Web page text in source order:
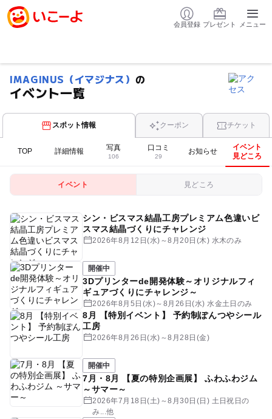
会員登録 プレゼント メニュー
IMAGINUS（イマジナス） の
イベント一覧
スポット情報 クーポン チケット
TOP 詳細情報 写真
106
口コミ
29
お知らせ
イベント
見どころ
イベント 見どころ
シン・ビスマス結晶工房プレミアム色違いビ
スマス結晶づくりにチャレンジ
2026年8月12日(水)～8月20日(木) 水木のみ
開催中
3Dプリンターde開発体験～オリジナルフィ
ギュアづくりにチャレンジ～
2026年8月5日(水)～8月26日(水) 水金土日のみ
8月 【特別イベント】 予約制ぽんつやシール
工房
2026年8月26日(水)～8月28日(金)
開催中
7月・8月 【夏の特別企画展】 ふわふわジム
～サマー～
2026年7月18日(土)～8月30日(日) 土日祝日の
み...他